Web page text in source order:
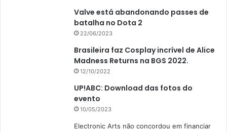
Valve está abandonando passes de
batalha no Dota 2
22/06/2023
Brasileira faz Cosplay incrível de Alice
Madness Returns na BGS 2022.
12/10/2022
UP!ABC: Download das fotos do
evento
10/05/2023
Electronic Arts não concordou em financiar